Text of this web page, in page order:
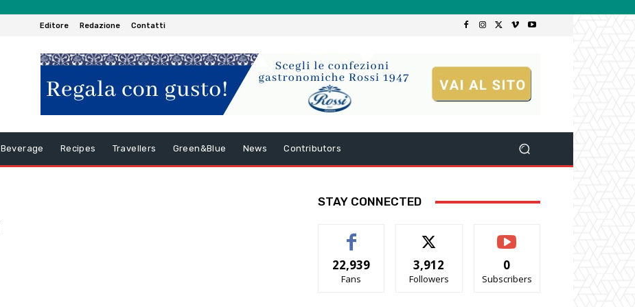
Editore Redazione Contatti
Beverage Recipes Travellers Green&Blue News Contributors
STAY CONNECTED
22,939
Fans
3,912
Followers
0
Subscribers